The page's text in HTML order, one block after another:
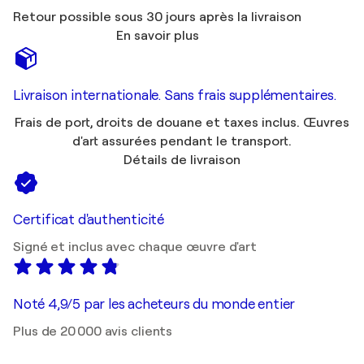
Retour possible sous 30 jours après la livraison
En savoir plus
Livraison internationale. Sans frais supplémentaires.
Frais de port, droits de douane et taxes inclus. Œuvres
d'art assurées pendant le transport.
Détails de livraison
Certificat d'authenticité
Signé et inclus avec chaque œuvre d'art
Noté 4,9/5 par les acheteurs du monde entier
Plus de 20 000 avis clients